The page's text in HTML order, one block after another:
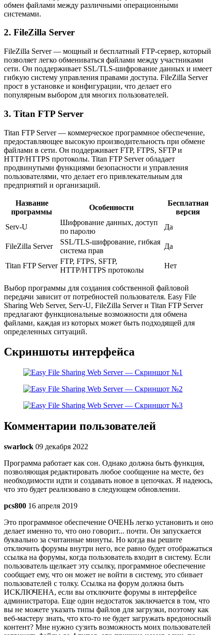
обмен файлами между различными операционными
системами.
2. FileZilla Server
FileZilla Server — мощный и бесплатный FTP-сервер, который
позволяет легко обмениваться файлами между участниками
сети. Он поддерживает SSL/TLS-шифрование данных и имеет
гибкую систему управления правами доступа. FileZilla Server
прост в установке и конфигурации, что делает его
популярным выбором для многих пользователей.
3. Titan FTP Server
Titan FTP Server — коммерческое программное обеспечение,
предоставляющее высокую производительность при обмене
файлами в сети. Он поддерживает FTP, FTPS, SFTP и
HTTP/HTTPS протоколы. Titan FTP Server обладает
продвинутыми функциями безопасности и управления
пользователями, что делает его привлекательным для
предприятий и организаций.
Название
программы
Особенности
Бесплатная
версия
Serv-U
Шифрование данных, доступ
по паролю
Да
FileZilla Server
SSL/TLS-шифрование, гибкая
система прав
Да
Titan FTP Server
FTP, FTPS, SFTP,
HTTP/HTTPS протоколы
Нет
Выбор программы для создания собственной файловой
передачи зависит от потребностей пользователя. Easy File
Sharing Web Server, Serv-U, FileZilla Server и Titan FTP Server
предлагают функциональные возможности для обмена
файлами, каждая из которых может быть подходящей для
определенных ситуаций.
Скриншоты интерфейса
Комментарии пользователей
swarlock 09 декабря 2022
Программа работает как сон. Однако должна быть функция,
позволяющая редактировать любое сообщение на месте, без
необходимости идти и создавать новое в цепочках. Я надеюсь,
что это будет реализовано в следующем обновлении.
pcs800 16 апреля 2019
Это программное обеспечение ОЧЕНЬ легко установить и оно
делает именно то, что оно говорит... почти. Он запускается
буквально за считанные минуты. Но когда вы решите
отключить форумы внутри него, все равно будет отображаться
ссылка на форумы, когда пользователь входит в систему. Если
пользователь щелкает эту ссылку, программное обеспечение
сообщает ему, что он может не войти в систему, это сбивает
пользователей с толку. Ссылка на форум должна быть
ИСКЛЮЧЕНА, если вы отключите форумы в интерфейсе
администратора. Еще один недостаток заключается в том, что
вы не можете указать типы файлов для загрузки, поэтому как
веб-мастеру знать, что кто-то не будет загружать вредоносный
контент? Мне нужно сузить возможность моих пользователей